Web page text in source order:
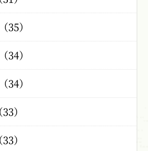
35）
34）
34）
）
）